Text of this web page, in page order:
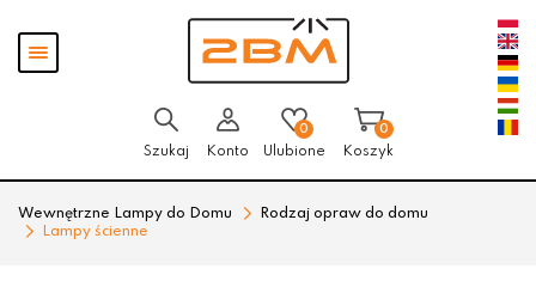
Pokaż
menu
Szukaj Konto
0
Ulubione
0
Koszyk
Wewnętrzne Lampy do Domu
Rodzaj opraw do domu
Lampy ścienne